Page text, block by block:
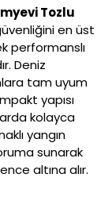
Tozlu
en üst
performanslı
Deniz
tam uyum
yapısı
kolayca
yangın
sunarak
altına alır.